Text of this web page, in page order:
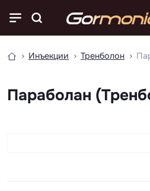
Инъекции Тренболон
Параболан